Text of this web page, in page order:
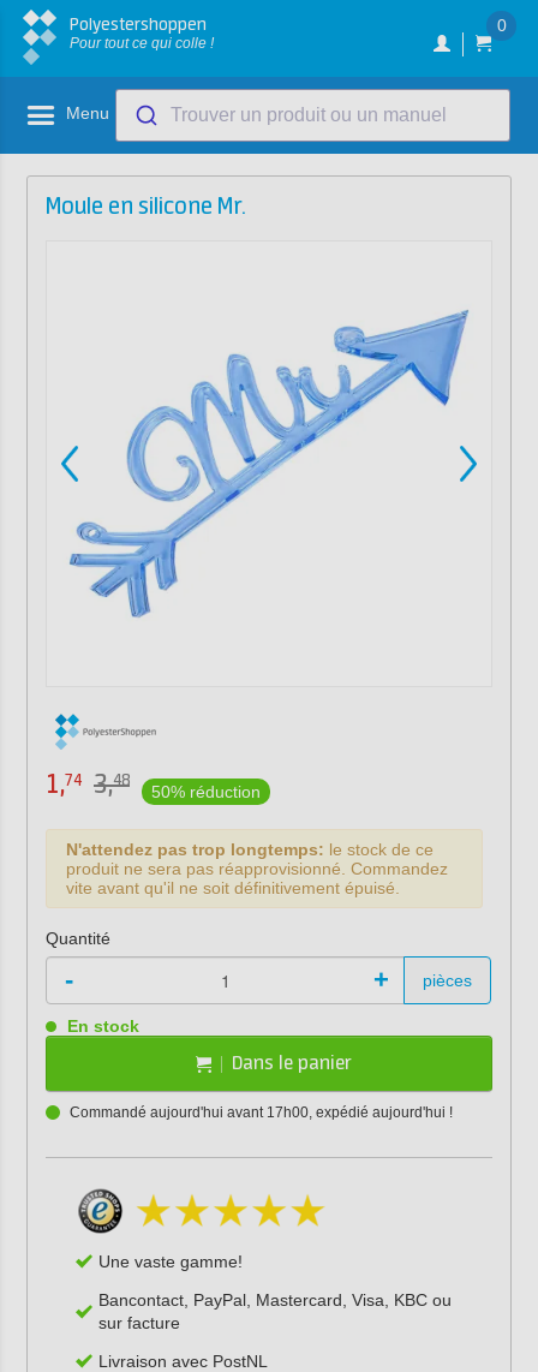
Polyestershoppen
Pour tout ce qui colle !
0
Menu Trouver un produit ou un manuel
Moule en silicone Mr.
1,74 3,48
50% réduction
N'attendez pas trop longtemps: le stock de ce
produit ne sera pas réapprovisionné. Commandez
vite avant qu'il ne soit définitivement épuisé.
Quantité
- + pièces
En stock
Dans le panier
Commandé aujourd'hui avant 17h00, expédié aujourd'hui !
Une vaste gamme!
Bancontact, PayPal, Mastercard, Visa, KBC ou
sur facture
Livraison avec PostNL